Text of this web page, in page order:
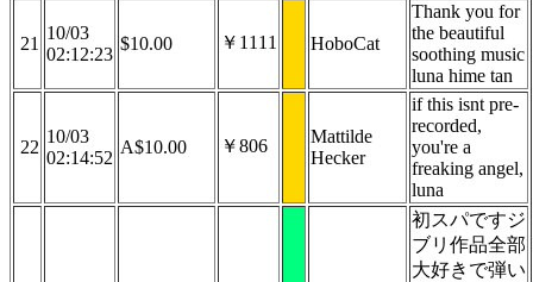
21
10/03
02:12:23
$10.00 ￥1111 HoboCat
Thank you for
the beautiful
soothing music
luna hime tan
22
10/03
02:14:52
A$10.00 ￥806
Mattilde
Hecker
if this isnt pre-
recorded,
you're a
freaking angel,
luna
初スパですジ
ブリ作品全部
大好きで弾い